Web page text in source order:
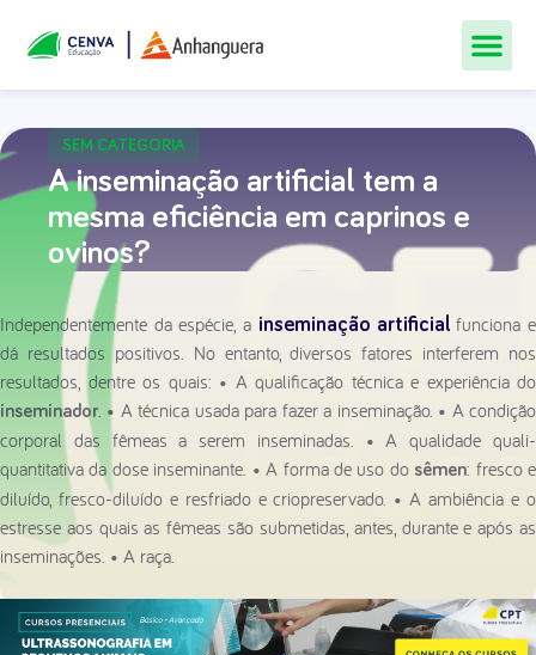
SEM CATEGORIA
A inseminação artificial tem a
mesma eficiência em caprinos e
ovinos?
Independentemente da espécie, a inseminação artificialfunciona e
dá resultados positivos. No entanto, diversos fatores interferem nos
resultados, dentre os quais: • A qualificação técnica e experiência do
inseminador. • A técnica usada para fazer a inseminação. • A condição
corporal das fêmeas a serem inseminadas. • A qualidade quali-
quantitativa da dose inseminante. • A forma de uso do sêmen: fresco e
diluído, fresco-diluído e resfriado e criopreservado. • A ambiência e o
estresse aos quais as fêmeas são submetidas, antes, durante e após as
inseminações. • A raça.